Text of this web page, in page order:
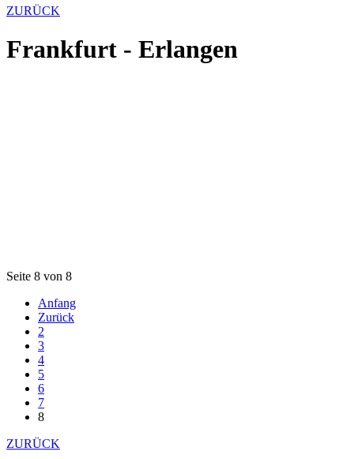
ZURÜCK
Frankfurt - Erlangen
Seite 8 von 8
Anfang
Zurück
2
3
4
5
6
7
8
ZURÜCK